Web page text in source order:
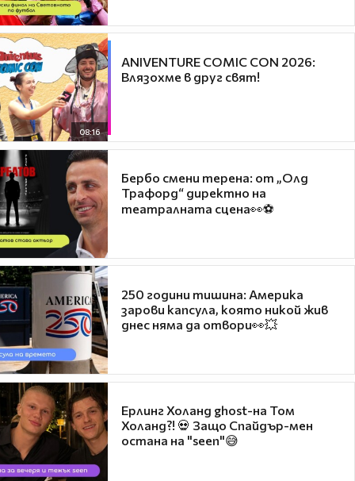
08:16
ANIVENTURE COMIC CON 2026:
Влязохме в друг свят!
Бербо смени терена: от „Олд
Трафорд“ директно на
театралната сцена👀⚽
250 години тишина: Америка
зарови капсула, която никой жив
днес няма да отвори👀💥
Ерлинг Холанд ghost-на Том
Холанд?! 💀 Защо Спайдър-мен
остана на "seen"😅